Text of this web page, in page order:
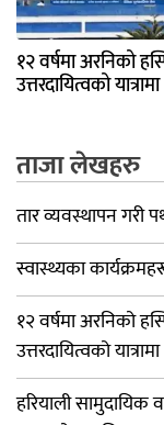
१२ वर्षमा अरनिको
उत्तरदायित्वको यात्रामा
ताजा लेखहरु
तार व्यवस्थापन गरी
स्वास्थ्यका
१२ वर्षमा अरनिको
उत्तरदायित्वको यात्रामा
हरियाली सामुदायिक